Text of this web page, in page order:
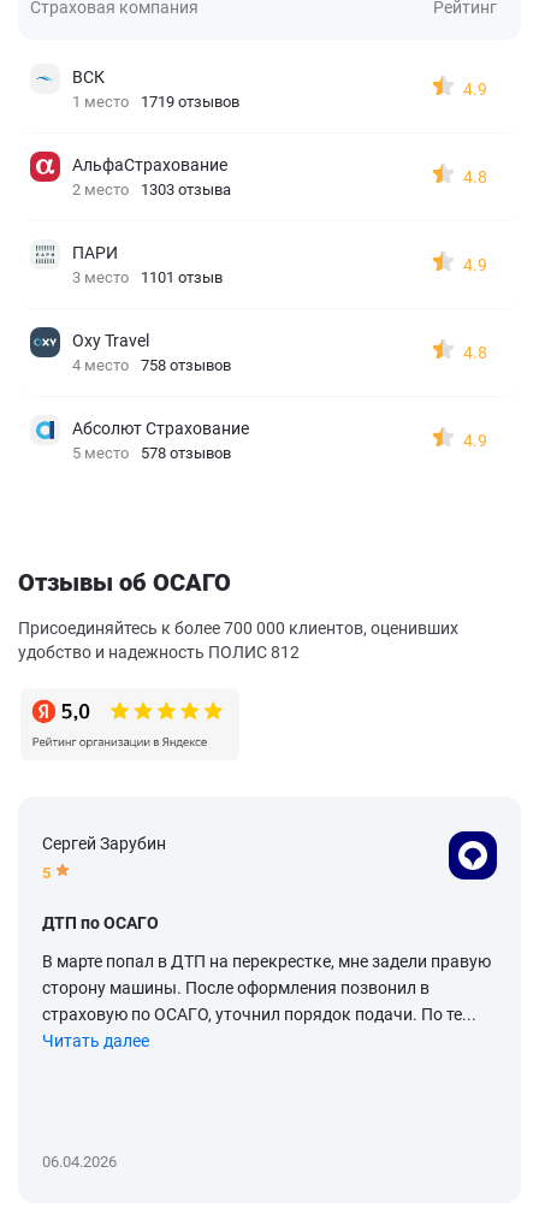
Страховая компания Рейтинг
ВСК
1 место 1719 отзывов
4.9
АльфаСтрахование
2 место 1303 отзыва
4.8
ПАРИ
3 место 1101 отзыв
4.9
Oxy Travel
4 место 758 отзывов
4.8
Абсолют Страхование
5 место 578 отзывов
4.9
Отзывы об ОСАГО
Присоединяйтесь к более 700 000 клиентов, оценивших
удобство и надежность ПОЛИС 812
Сергей Зарубин
5
ДТП по ОСАГО
В марте попал в ДТП на перекрестке, мне задели правую
сторону машины. После оформления позвонил в
страховую по ОСАГО, уточнил порядок подачи. По те...
Читать далее
06.04.2026